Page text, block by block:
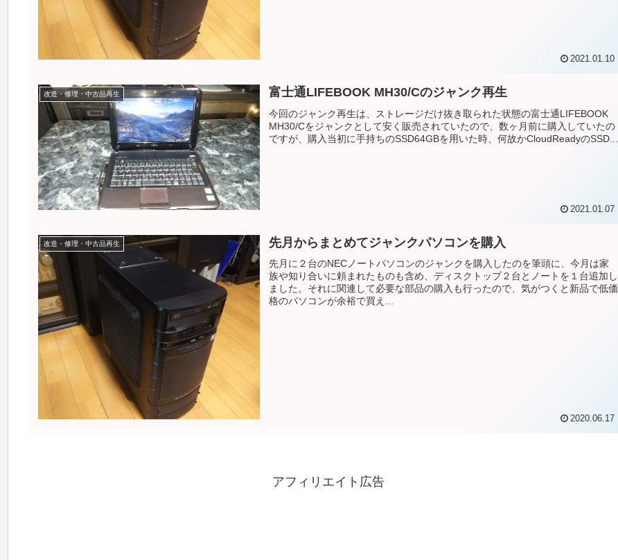
2021.01.10
改造・修理・中古品再生 富士通LIFEBOOK MH30/Cのジャンク再生
今回のジャンク再生は、ストレージだけ抜き取られた状態の富士通LIFEBOOK
MH30/Cをジャンクとして安く販売されていたので、数ヶ月前に購入していたの
ですが、購入当初に手持ちのSSD64GBを用いた時、何故かCloudReadyのSSD...
2021.01.07
改造・修理・中古品再生 先月からまとめてジャンクパソコンを購入
先月に２台のNECノートパソコンのジャンクを購入したのを筆頭に、今月は家
族や知り合いに頼まれたものも含め、ディスクトップ２台とノートを１台追加し
ました。それに関連して必要な部品の購入も行ったので、気がつくと新品で低価
格のパソコンが余裕で買え...
2020.06.17
アフィリエイト広告